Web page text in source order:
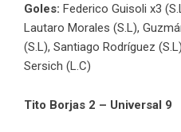
Goles: Federico Guisoli x3
Lautaro Morales (S.L),
(S.L), Santiago Rodríguez
Sersich (L.C)
Tito Borjas 2 – Universal 9